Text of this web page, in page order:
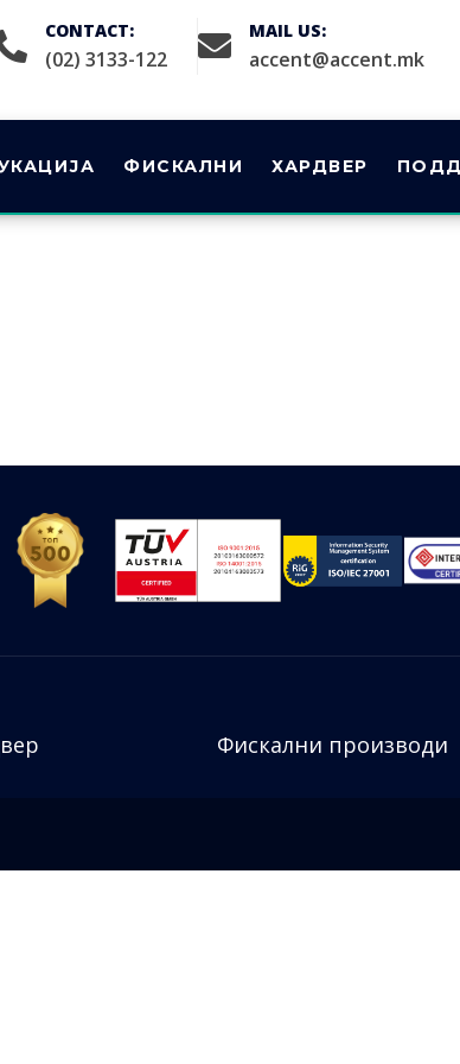
CONTACT:
(02) 3133-122
MAIL US:
accent@accent.mk
ФИСКАЛНИ ХАРДВЕР
Фискални производи